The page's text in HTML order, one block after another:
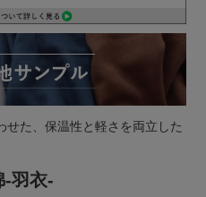
せた、保温性と軽さを両立した
-羽衣-